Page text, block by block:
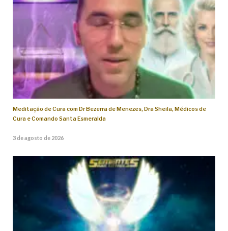
Meditação de Cura com Dr Bezerra de Menezes, Dra Sheila, Médicos de
Cura e Comando Santa Esmeralda
3 de agosto de 2026